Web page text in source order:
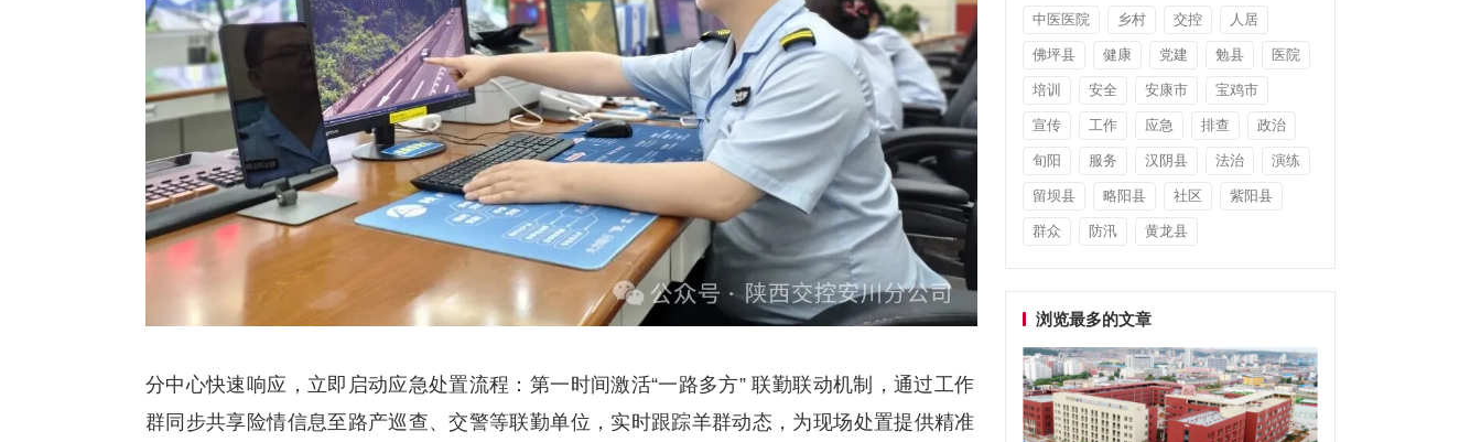
分中心快速响应，立即启动应急处置流程：第一时间激活“一路多方” 联勤联动机制，通过工作
群同步共享险情信息至路产巡查、交警等联勤单位，实时跟踪羊群动态，为现场处置提供精准
中医医院 乡村 交控 人居
佛坪县 健康 党建 勉县 医院
培训 安全 安康市 宝鸡市
宣传 工作 应急 排查 政治
旬阳 服务 汉阴县 法治 演练
留坝县 略阳县 社区 紫阳县
群众 防汛 黄龙县
浏览最多的文章